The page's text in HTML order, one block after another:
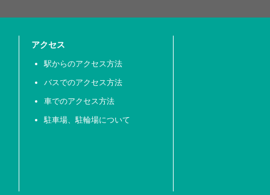
アクセス
駅からのアクセス方法
バスでのアクセス方法
車でのアクセス方法
駐車場、駐輪場について